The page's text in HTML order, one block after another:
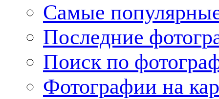
Cамые
Последние
Поиск по
Фотографии на